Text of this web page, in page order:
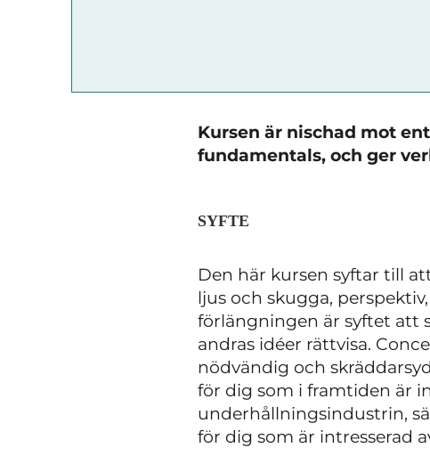
Kursen är nischad mot
fundamentals, och ger
SYFTE
Den här kursen syftar till
ljus och skugga,
förlängningen är syftet att
andras idéer rättvisa.
nödvändig och
för dig som i framtiden är
underhållningsindustrin,
för dig som är intresserad